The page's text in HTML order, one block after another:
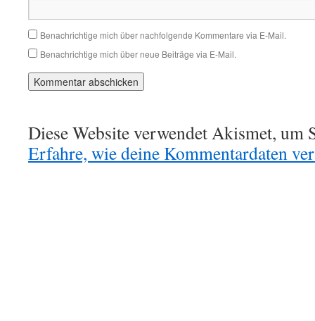
Benachrichtige mich über nachfolgende Kommentare via E-Mail.
Benachrichtige mich über neue Beiträge via E-Mail.
Diese Website verwendet Akismet, um
Erfahre, wie deine Kommentardaten